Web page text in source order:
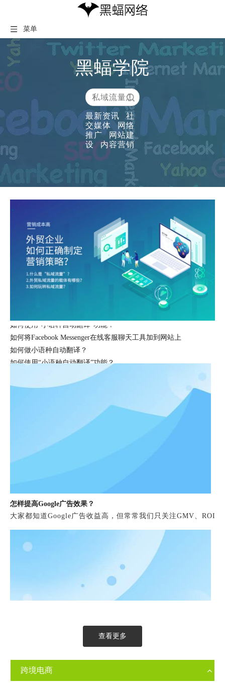
菜单
黑蝠学院
搜索
最新资讯
社
交媒体
网络
推广
网站建
设
内容营销
如何使用“小语种自动翻译”功能？
如何将Facebook Messenger在线客服聊天工具加到网站上
如何做小语种自动翻译？
如何创建一个良好的网站内部链接结构？
1为什么需要内部链接策略您越了解您希望链接资产为您的业
怎样提高Google广告效果？
大家都知道Google广告收益高，但常常我们只关注GMV、ROI
查看更多
跨境电商